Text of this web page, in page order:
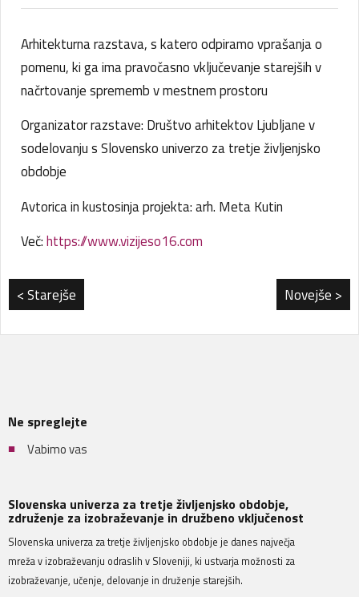
Arhitekturna razstava, s katero odpiramo vprašanja o
pomenu, ki ga ima pravočasno vključevanje starejših v
načrtovanje sprememb v mestnem prostoru
Organizator razstave: Društvo arhitektov Ljubljane v
sodelovanju s Slovensko univerzo za tretje življenjsko
obdobje
Avtorica in kustosinja projekta: arh. Meta Kutin
Več:https://www.vizijeso16.com
< Starejše Novejše >
Ne spreglejte
Vabimo vas
Slovenska univerza za tretje življenjsko obdobje,
združenje za izobraževanje in družbeno vključenost
Slovenska univerza za tretje življenjsko obdobje je danes največja
mreža v izobraževanju odraslih v Sloveniji, ki ustvarja možnosti za
izobraževanje, učenje, delovanje in druženje starejših.